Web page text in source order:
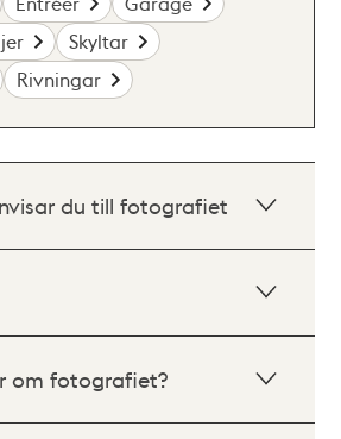
Skyltar
Rivningar
du till fotografiet
om fotografiet?